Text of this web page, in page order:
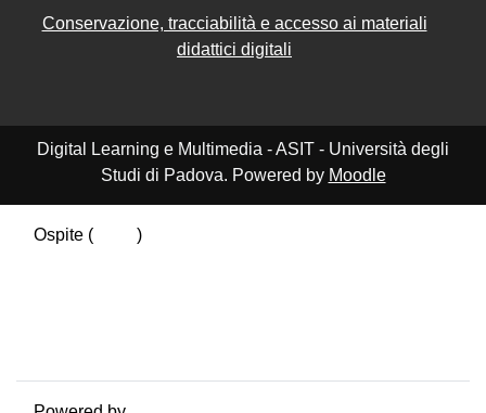
Conservazione, tracciabilità e accesso ai materiali
didattici digitali
Digital Learning e Multimedia - ASIT - Università degli
Studi di Padova. Powered by Moodle
Ospite (
)